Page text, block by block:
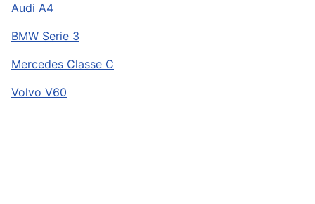
Audi A4
BMW Serie 3
Mercedes Classe C
Volvo V60